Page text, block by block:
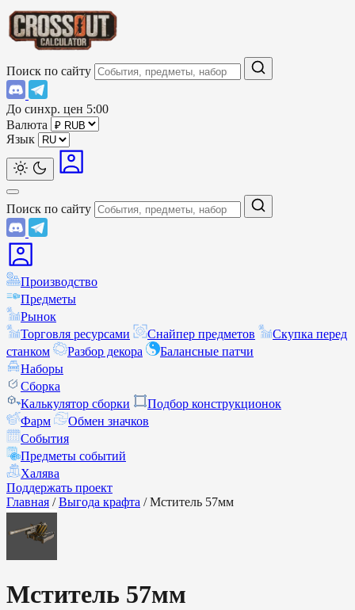
Поиск по сайту
До синхр. цен 5:00
Валюта
Язык
Поиск по сайту
Производство
Предметы
Рынок
Торговля ресурсами
Снайпер предметов
Скупка перед
станком
Разбор декора
Балансные патчи
Наборы
Сборка
Калькулятор сборки
Подбор конструкционок
Фарм
Обмен значков
События
Предметы событий
Халява
Поддержать проект
Главная / Выгода крафта / Мститель 57мм
Мститель 57мм